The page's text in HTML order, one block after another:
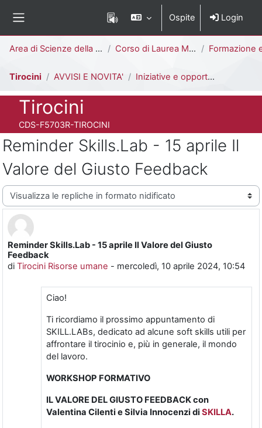
Ospite Login
Area di Scienze della Formazione Corso di Laurea Magistrale Formazione e Sviluppo delle Risorse Umane
Tirocini AVVISI E NOVITA' Iniziative e opportunità di tirocinio
Titolo del corso
Tirocini
Codice identificativo del corso
CDS-F5703R-TIROCINI
Reminder Skills.Lab - 15 aprile Il
Valore del Giusto Feedback
Modalità visualizzazione
Reminder Skills.Lab - 15 aprile Il Valore del Giusto
Feedback
di Tirocini Risorse umane - mercoledì, 10 aprile 2024, 10:54
Numero di risposte: 0
Ciao!
Ti ricordiamo il prossimo appuntamento di
SKILL.LABs, dedicato ad alcune soft skills utili per
affrontare il tirocinio e, più in generale, il mondo
del lavoro.
WORKSHOP FORMATIVO
IL VALORE DEL GIUSTO FEEDBACKcon
Valentina Cilenti e Silvia Innocenzi di SKILLA.